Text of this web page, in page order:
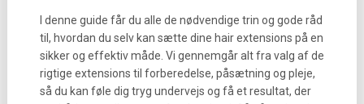
I denne guide får du alle de nødvendige trin og gode råd
til, hvordan du selv kan sætte dine hair extensions på en
sikker og effektiv måde. Vi gennemgår alt fra valg af de
rigtige extensions til forberedelse, påsætning og pleje,
så du kan føle dig tryg undervejs og få et resultat, der